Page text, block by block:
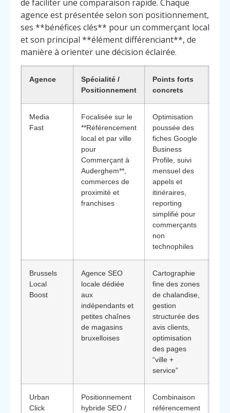
de faciliter une comparaison rapide. Chaque
agence est présentée selon son positionnement,
ses **bénéfices clés** pour un commerçant local
et son principal **élément différenciant**, de
manière à orienter une décision éclairée.
Agence
Spécialité /
Positionnement
Points forts
concrets
Media
Fast
Focalisée sur le
**Référencement
local et par ville
pour
Commerçant à
Auderghem**,
commerces de
proximité et
franchises
Optimisation
poussée des
fiches Google
Business
Profile, suivi
mensuel des
appels et
itinéraires,
reporting
simplifié pour
commerçants
non
technophiles
Brussels
Local
Boost
Agence SEO
locale dédiée
aux
indépendants et
petites chaînes
de magasins
bruxelloises
Cartographie
fine des zones
de chalandise,
gestion
structurée des
avis clients,
optimisation
des pages
“ville +
service”
Urban
Click
Positionnement
hybride SEO /
Combinaison
référencement